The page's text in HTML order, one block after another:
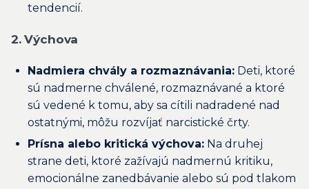
tendencií.
2. Výchova
Nadmiera chvály a rozmaznávania: Deti, ktoré
sú nadmerne chválené, rozmaznávané a ktoré
sú vedené k tomu, aby sa cítili nadradené nad
ostatnými, môžu rozvíjať narcistické črty.
Prísna alebo kritická výchova: Na druhej
strane deti, ktoré zažívajú nadmernú kritiku,
emocionálne zanedbávanie alebo sú pod tlakom